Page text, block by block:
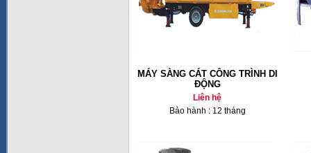
MÁY SÀNG CÁT CÔNG TRÌNH DI
ĐỘNG
Liên hệ
Bảo hành : 12 tháng